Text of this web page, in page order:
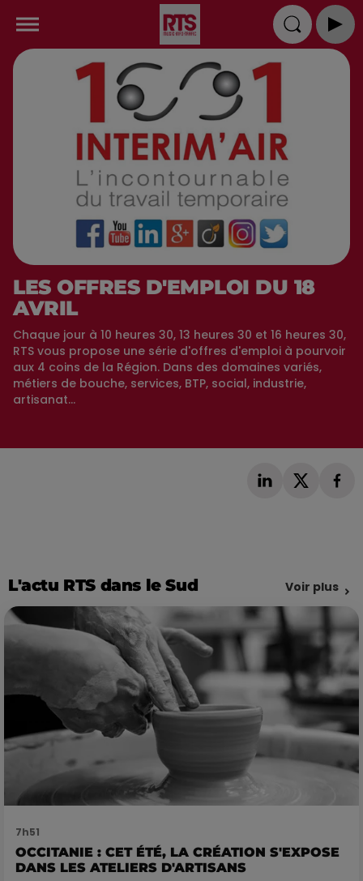
LES OFFRES D'EMPLOI DU 18
AVRIL
Chaque jour à 10 heures 30, 13 heures 30 et 16 heures 30,
RTS vous propose une série d'offres d'emploi à pourvoir
aux 4 coins de la Région. Dans des domaines variés,
métiers de bouche, services, BTP, social, industrie,
artisanat...
L'actu RTS dans le Sud Voir plus
7h51
OCCITANIE : CET ÉTÉ, LA CRÉATION S'EXPOSE
DANS LES ATELIERS D'ARTISANS